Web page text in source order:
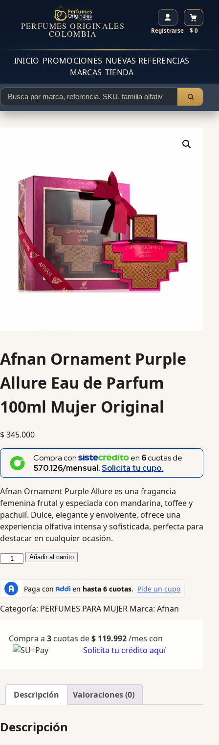
PERFUMES ORIGINALES
COLOMBIA Registrarse $ 0
INICIO PROMOCIONES NUEVAS REFERENCIAS
MARCAS TIENDA
Afnan Ornament Purple
Allure Eau de Parfum
100ml Mujer Original
$345.000
Compra con en 6cuotas de
$70.126/mensual.Solicita tu cupo.
Afnan Ornament Purple Allure es una fragancia
femenina frutal y especiada con mandarina, toffee y
pachulí. Dulce, elegante y envolvente, ofrece una
experiencia olfativa intensa y sofisticada, perfecta para
destacar en cualquier ocasión.
Añadir al carrito
Categoría: PERFUMES PARA MUJER Marca: Afnan
Compra a 3 cuotas de$ 119.992/mes con
Solicita tu crédito aquí
Descripción Valoraciones (0)
Descripción